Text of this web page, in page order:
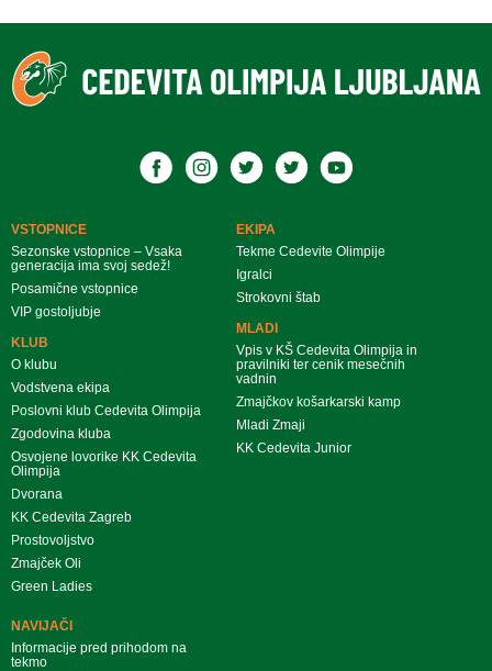
VSTOPNICE
Sezonske vstopnice – Vsaka
generacija ima svoj sedež!
Posamične vstopnice
VIP gostoljubje
KLUB
O klubu
Vodstvena ekipa
Poslovni klub Cedevita Olimpija
Zgodovina kluba
Osvojene lovorike KK Cedevita
Olimpija
Dvorana
KK Cedevita Zagreb
Prostovoljstvo
Zmajček Oli
Green Ladies
EKIPA
Tekme Cedevite Olimpije
Igralci
Strokovni štab
MLADI
Vpis v KŠ Cedevita Olimpija in
pravilniki ter cenik mesečnih
vadnin
Zmajčkov košarkarski kamp
Mladi Zmaji
KK Cedevita Junior
NAVIJAČI
Informacije pred prihodom na
tekmo